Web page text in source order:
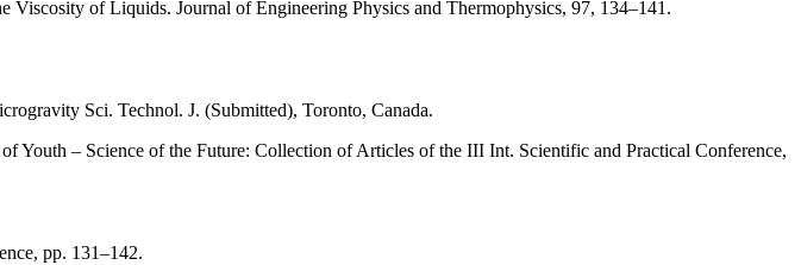
of Liquids. Journal of Engineering Physics and Thermophysics, 97, 134–141.
Sci. Technol. J. (Submitted), Toronto, Canada.
– Science of the Future: Collection of Articles of the III Int. Scientific and Practical Conference,
pp. 131–142.